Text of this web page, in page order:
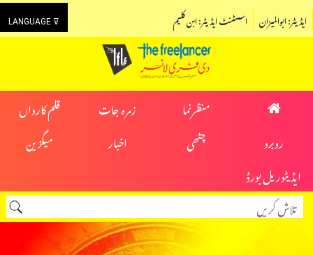
LANGUAGE ⊽ اسسٹنٹ ایڈیٹر: ابن کلیم ایڈیٹر: ابوالمیزان
منظرنما زمرہ جات
قلم کارواں
روبرو
چٹھی اخبار
میگزین
ایڈیٹوریل بورڈ